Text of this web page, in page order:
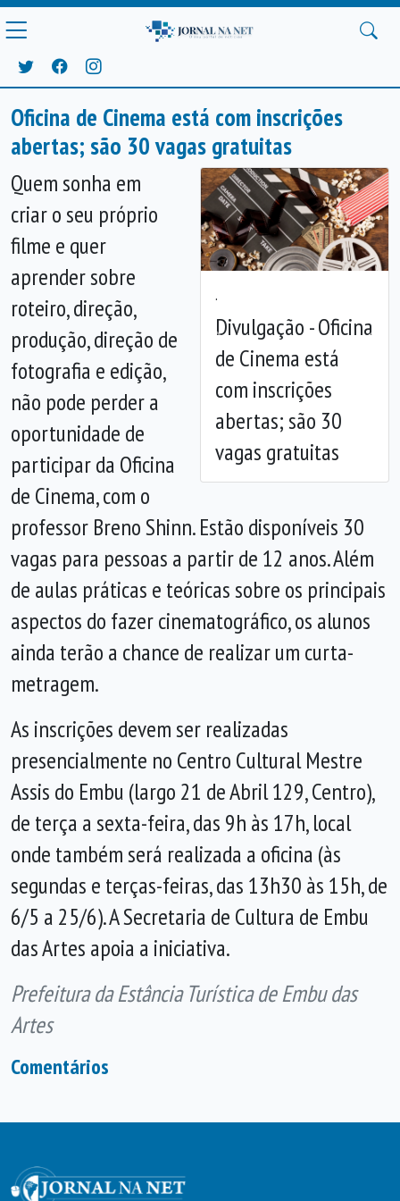
Oficina de Cinema está com inscrições
abertas; são 30 vagas gratuitas
.
Divulgação - Oficina
de Cinema está
com inscrições
abertas; são 30
vagas gratuitas
Anterior
Quem sonha em
criar o seu próprio
filme e quer
aprender sobre
roteiro, direção,
produção, direção de
fotografia e edição,
não pode perder a
oportunidade de
participar da Oficina
de Cinema, com o
professor Breno Shinn. Estão disponíveis 30
vagas para pessoas a partir de 12 anos. Além
de aulas práticas e teóricas sobre os principais
aspectos do fazer cinematográfico, os alunos
ainda terão a chance de realizar um curta-
metragem.
As inscrições devem ser realizadas
presencialmente no Centro Cultural Mestre
Assis do Embu (largo 21 de Abril 129, Centro),
de terça a sexta-feira, das 9h às 17h, local
onde também será realizada a oficina (às
segundas e terças-feiras, das 13h30 às 15h, de
6/5 a 25/6). A Secretaria de Cultura de Embu
das Artes apoia a iniciativa.
Prefeitura da Estância Turística de Embu das
Artes
Comentários